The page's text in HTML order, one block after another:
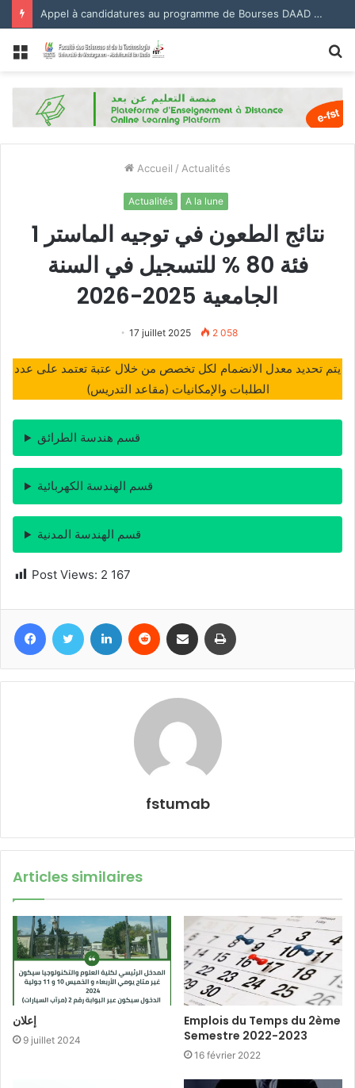
Appel à candidatures au programme de Bourses DAAD 2027.
Menu
Accueil / Actualités
Actualités A la lune
نتائج الطعون في توجيه الماستر 1
فئة 80 % للتسجيل في السنة
الجامعية 2025-2026
17 juillet 2025 2 058
يتم تحديد معدل الانضمام لكل تخصص من خلال عتبة تعتمد على عدد
الطلبات والإمكانيات (مقاعد التدريس)
قسم هندسة الطرائق
قسم الهندسة الكهربائية
قسم الهندسة المدنية
Post Views: 2 167
FacebookTwitter Linkedin Reddit Partager par email
fstumab
Articles similaires
إعلان
9 juillet 2024
Emplois du Temps du 2ème
Semestre 2022-2023
16 février 2022